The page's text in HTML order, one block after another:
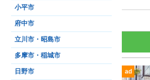
ad
小平市
府中市
立川市・昭島市
多摩市・稲城市
日野市